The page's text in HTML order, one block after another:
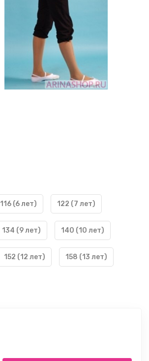
116 (6 лет) 122 (7 лет)
134 (9 лет) 140 (10 лет)
152 (12 лет) 158 (13 лет)